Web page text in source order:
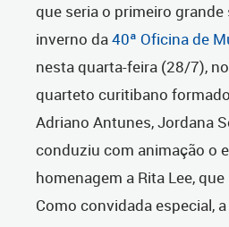
que seria o primeiro
inverno da40ª Oficina de
nesta quarta-feira (28/7),
quarteto curitibano
Adriano Antunes, Jordana
conduziu com animação o
homenagem a Rita Lee,
Como convidada especial,